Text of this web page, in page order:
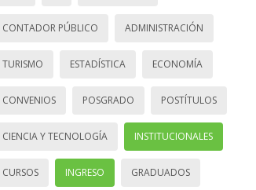
CONTADOR PÚBLICO ADMINISTRACIÓN
TURISMO ESTADÍSTICA ECONOMÍA
CONVENIOS POSGRADO POSTÍTULOS
CIENCIA Y TECNOLOGÍA INSTITUCIONALES
CURSOS INGRESO GRADUADOS